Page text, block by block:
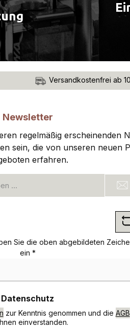
Versandkostenfrei ab
Newsletter
regelmäßig erscheinenden
sein, die von unseren neuen
erfahren.
Sie die oben abgebildeten
ein *
Datenschutz
zur Kenntnis genommen und die AGB
einverstanden.